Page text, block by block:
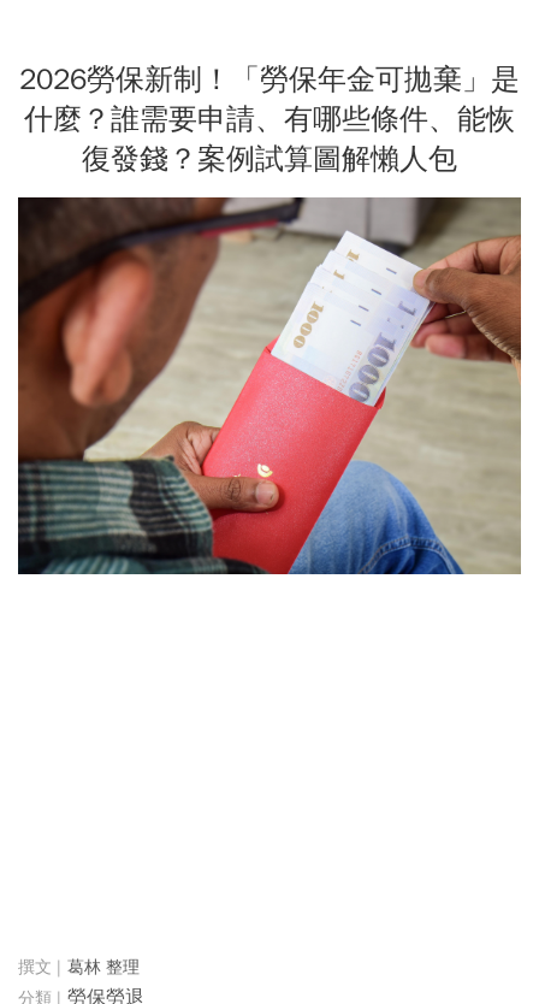
2026勞保新制！「勞保年金可拋棄」是
什麼？誰需要申請、有哪些條件、能恢
復發錢？案例試算圖解懶人包
葛林 整理
勞保勞退